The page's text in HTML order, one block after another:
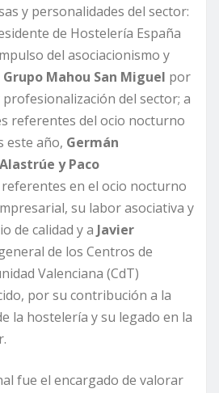
y personalidades del sector:
de Hostelería España
del asociacionismo y
Grupo Mahou San Miguel por
del sector; a
referentes del ocio nocturno
este año, Germán
y Paco
en el ocio nocturno
su labor asociativa y
de calidad y a Javier
de los Centros de
Valenciana (CdT)
por su contribución a la
la hostelería y su legado en la
fue el encargado de valorar